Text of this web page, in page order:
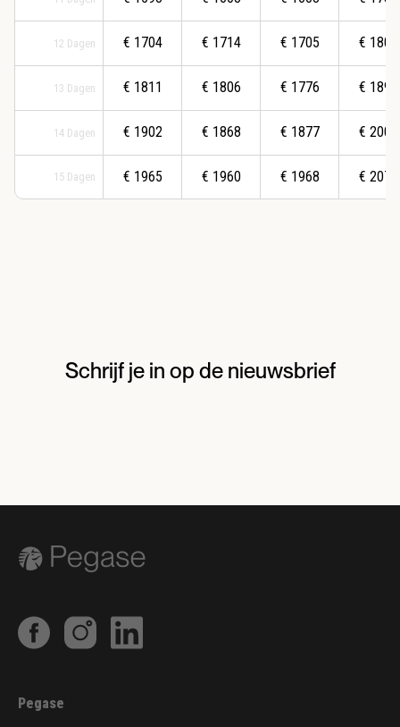
12 Dagen
13 Dagen
14 Dagen
15 Dagen
€ 1704
€ 1811
€ 1902
€ 1965
€ 1714
€ 1806
€ 1868
€ 1960
€ 1705
€ 1776
€ 1877
€ 1968
€ 1800
€ 1891
€ 2003
€ 2079
Schrijf je in op de nieuwsbrief
Pegase